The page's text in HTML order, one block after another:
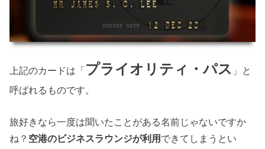
上記のカードは「プライオリティ・パス 」と
呼ばれるものです。
旅好きなら一度は聞いたことがある名前じゃないですか
ね？ 空港のビジネスラウンジが利用 できてしまうとい